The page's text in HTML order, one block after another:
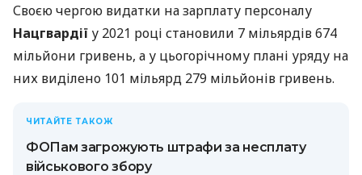
Своєю чергою видатки на зарплату персоналу
Нацгвардії у 2021 році становили 7 мільярдів 674
мільйони гривень, а у цьогорічному плані уряду на
них виділено 101 мільярд 279 мільйонів гривень.
ЧИТАЙТЕ ТАКОЖ
ФОПам загрожують штрафи за несплату
військового збору